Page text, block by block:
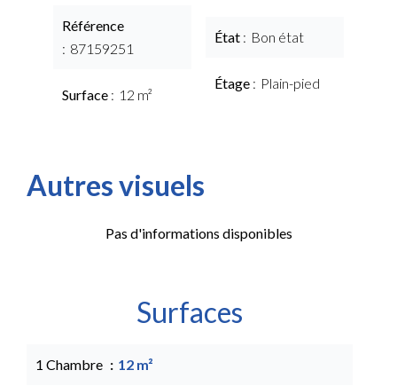
Référence
87159251
Surface 12 m²
État Bon état
Étage Plain-pied
Autres visuels
Pas d'informations disponibles
Surfaces
1 Chambre 12 m²